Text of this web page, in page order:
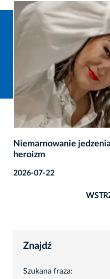
Niemarnowanie
heroizm
2026-07-22
Znajdź
Szukana fraza: